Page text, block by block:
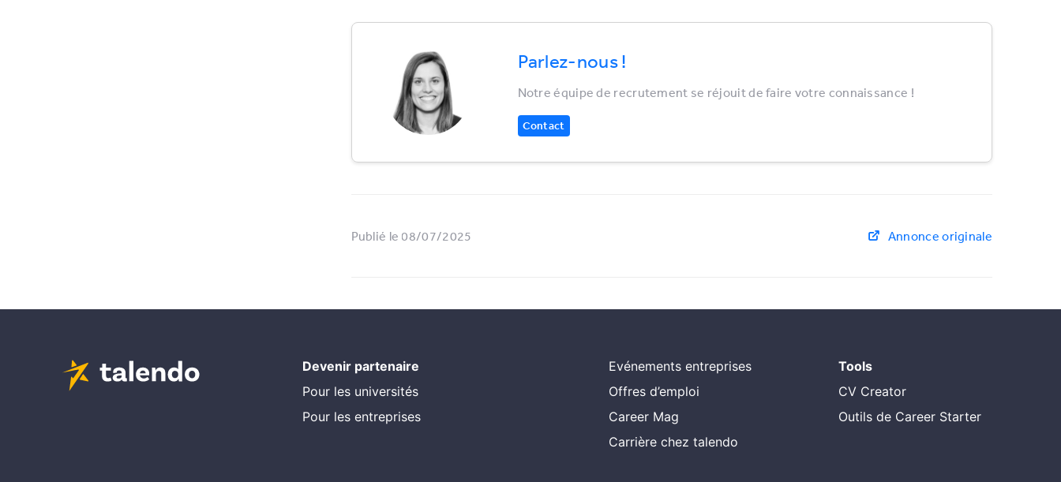
Parlez-nous !
Notre équipe de recrutement se réjouit de faire votre connaissance !
Contact
Publié le 08/07/2025 Annonce originale
Devenir partenaire
Pour les universités
Pour les entreprises
Evénements entreprises
Offres d’emploi
Career Mag
Carrière chez talendo
Tools
CV Creator
Outils de Career Starter